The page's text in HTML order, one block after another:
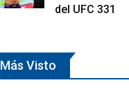
del UFC 331
Más Visto